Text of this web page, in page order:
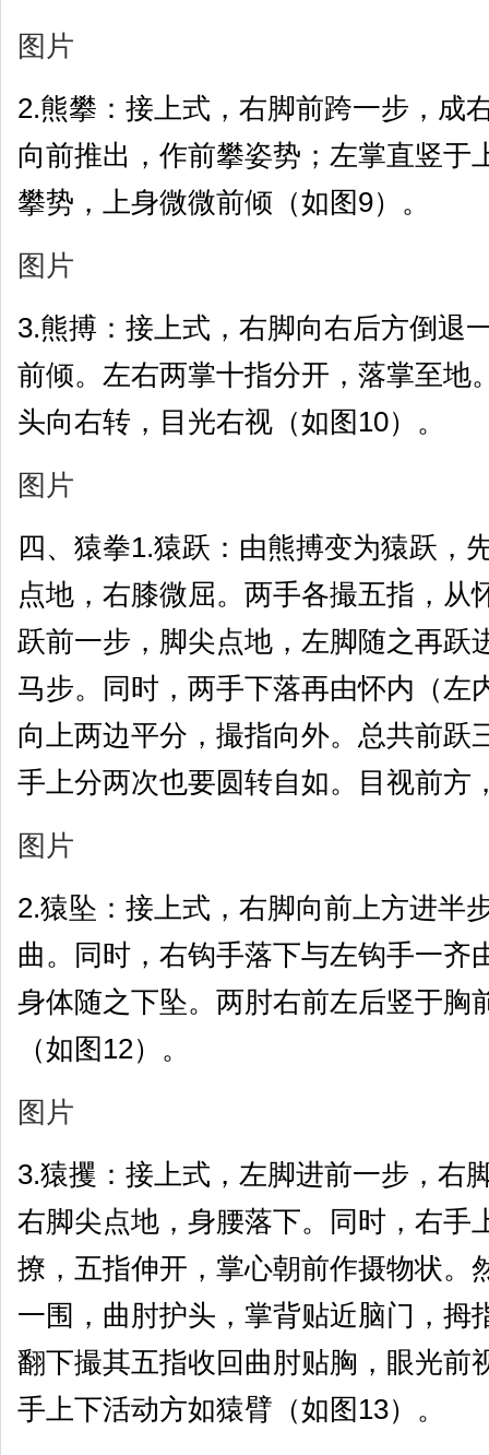
图片
2.熊攀：接上式，右脚前跨一步，成
向前推出，作前攀姿势；左掌直竖于
攀势，上身微微前倾（如图9）。
图片
3.熊搏：接上式，右脚向右后方倒退
前倾。左右两掌十指分开，落掌至地
头向右转，目光右视（如图10）。
图片
四、猿拳1.猿跃：由熊搏变为猿跃，
点地，右膝微屈。两手各撮五指，从
跃前一步，脚尖点地，左脚随之再跃
马步。同时，两手下落再由怀内（左
向上两边平分，撮指向外。总共前跃
手上分两次也要圆转自如。目视前方
图片
2.猿坠：接上式，右脚向前上方进半
曲。同时，右钩手落下与左钩手一齐
身体随之下坠。两肘右前左后竖于胸
（如图12）。
图片
3.猿攫：接上式，左脚进前一步，右
右脚尖点地，身腰落下。同时，右手
撩，五指伸开，掌心朝前作摄物状。
一围，曲肘护头，掌背贴近脑门，拇
翻下撮其五指收回曲肘贴胸，眼光前
手上下活动方如猿臂（如图13）。